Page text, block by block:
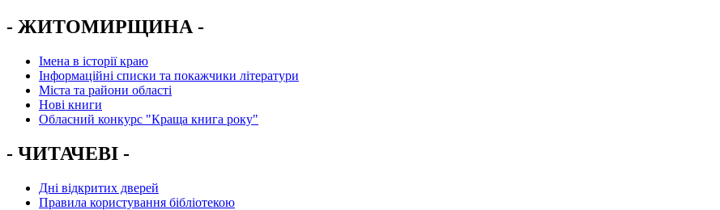
- ЖИТОМИРЩИНА -
Імена в історії краю
Інформаційні списки та покажчики літератури
Міста та райони області
Нові книги
Обласний конкурс "Краща книга року"
- ЧИТАЧЕВІ -
Дні відкритих дверей
Правила користування бібліотекою